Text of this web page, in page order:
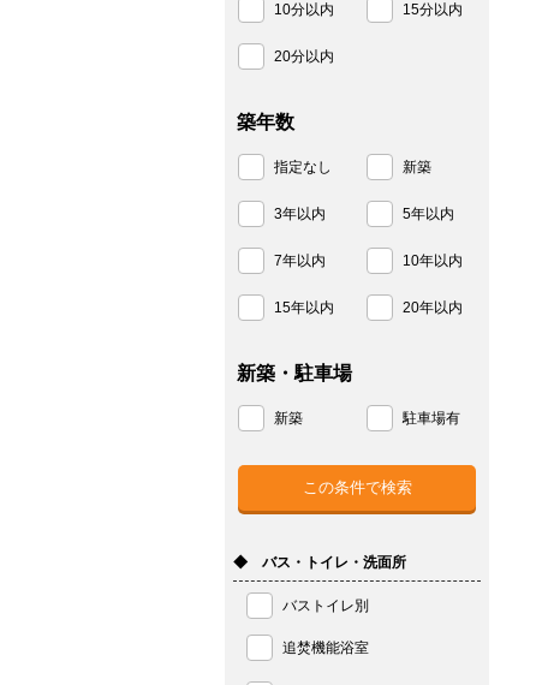
10分以内 15分以内
20分以内
築年数
指定なし 新築
3年以内 5年以内
7年以内 10年以内
15年以内 20年以内
新築・駐車場
新築 駐車場有
◆ バス・トイレ・洗面所
バストイレ別
追焚機能浴室